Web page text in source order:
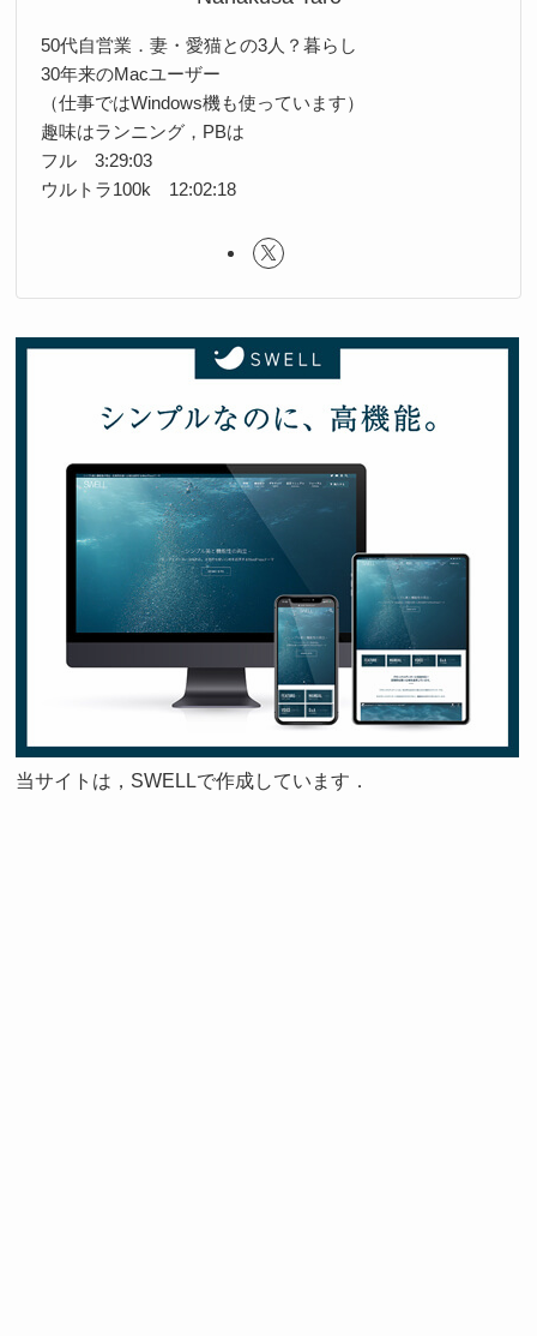
50代自営業．妻・愛猫との3人？暮らし
30年来のMacユーザー
（仕事ではWindows機も使っています）
趣味はランニング，PBは
フル 3:29:03
ウルトラ100k 12:02:18
当サイトは，SWELLで作成しています．